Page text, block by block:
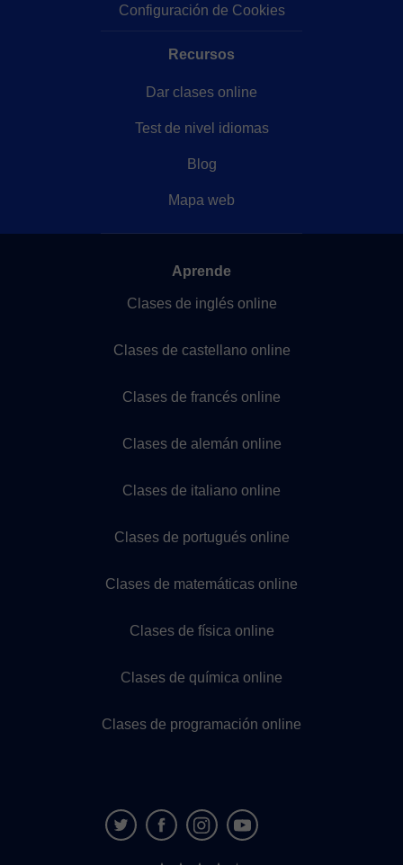
Configuración de Cookies
Recursos
Dar clases online
Test de nivel idiomas
Blog
Mapa web
Aprende
Clases de inglés online
Clases de castellano online
Clases de francés online
Clases de alemán online
Clases de italiano online
Clases de portugués online
Clases de matemáticas online
Clases de física online
Clases de química online
Clases de programación online